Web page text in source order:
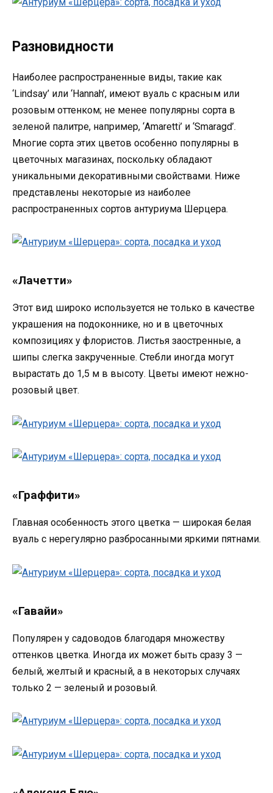
Разновидности
Наиболее распространенные виды, такие как
‘Lindsay’ или ‘Hannah’, имеют вуаль с красным или
розовым оттенком; не менее популярны сорта в
зеленой палитре, например, ‘Amaretti’ и ‘Smaragd’.
Многие сорта этих цветов особенно популярны в
цветочных магазинах, поскольку обладают
уникальными декоративными свойствами. Ниже
представлены некоторые из наиболее
распространенных сортов антуриума Шерцера.
«Лачетти»
Этот вид широко используется не только в качестве
украшения на подоконнике, но и в цветочных
композициях у флористов. Листья заостренные, а
шипы слегка закрученные. Стебли иногда могут
вырастать до 1,5 м в высоту. Цветы имеют нежно-
розовый цвет.
«Граффити»
Главная особенность этого цветка — широкая белая
вуаль с нерегулярно разбросанными яркими пятнами.
«Гавайи»
Популярен у садоводов благодаря множеству
оттенков цветка. Иногда их может быть сразу 3 —
белый, желтый и красный, а в некоторых случаях
только 2 — зеленый и розовый.